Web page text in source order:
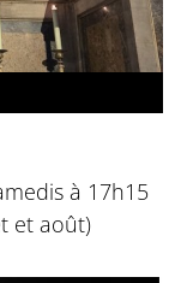
à 17h15
et août)